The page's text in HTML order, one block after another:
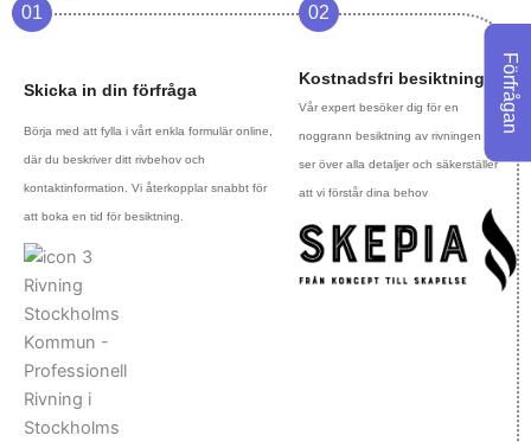
Förfrågan
01
Skicka in din förfråga
Börja med att fylla i vårt enkla formulär online,
där du beskriver ditt rivbehov och
kontaktinformation. Vi återkopplar snabbt för
att boka en tid för besiktning.
02
Kostnadsfri besiktning
Vår expert besöker dig för en
noggrann besiktning av rivningen Vi
ser över alla detaljer och säkerställer
att vi förstår dina behov